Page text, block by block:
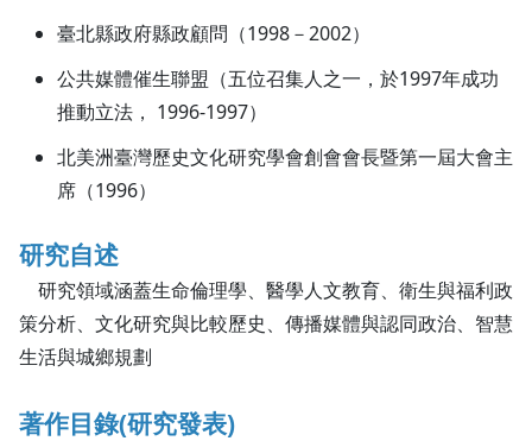
臺北縣政府縣政顧問（1998－2002）
公共媒體催生聯盟（五位召集人之一，於1997年成功
推動立法， 1996-1997）
北美洲臺灣歷史文化研究學會創會會長暨第一屆大會主
席（1996）
研究自述
研究領域涵蓋生命倫理學、醫學人文教育、衛生與福利政
策分析、文化研究與比較歷史、傳播媒體與認同政治、智慧
生活與城鄉規劃
著作目錄(研究發表)